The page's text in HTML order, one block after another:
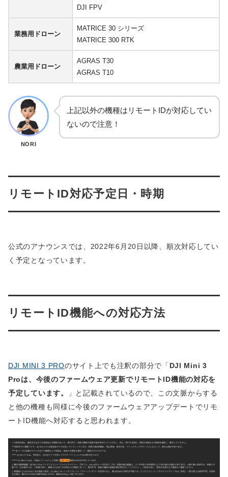
DJI FPV
業務用ドローン
MATRICE 30 シリーズ
MATRICE 300 RTK
農業用ドローン
AGRAS T30
AGRAS T10
NORI
上記以外の機種はリモートIDが対応してい
ないので注意！
リモートID対応予定日・時期
公式のアナウンスでは、2022年6月20日以降、順次対応してい
く予定となっています。
リモートID機能への対応方法
DJI MINI 3 PROのサイト上でも注釈の部分で「 DJI Mini 3
Proは、今後のファームウェア更新でリモートID機能の対応を
予定しています。
」と記載されているので、この文脈からする
と他の機種も同様に今後のファームウェアアップデートでリモ
ートID機能へ対応すると思われます。